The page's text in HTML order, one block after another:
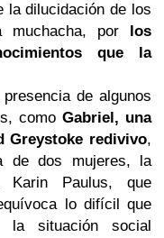
la dilucidación de los
muchacha, por
los
que la
de algunos
como Gabriel, una
Greystoke redivivo,
de dos mujeres, la
Paulus, que
lo difícil que
la situación social